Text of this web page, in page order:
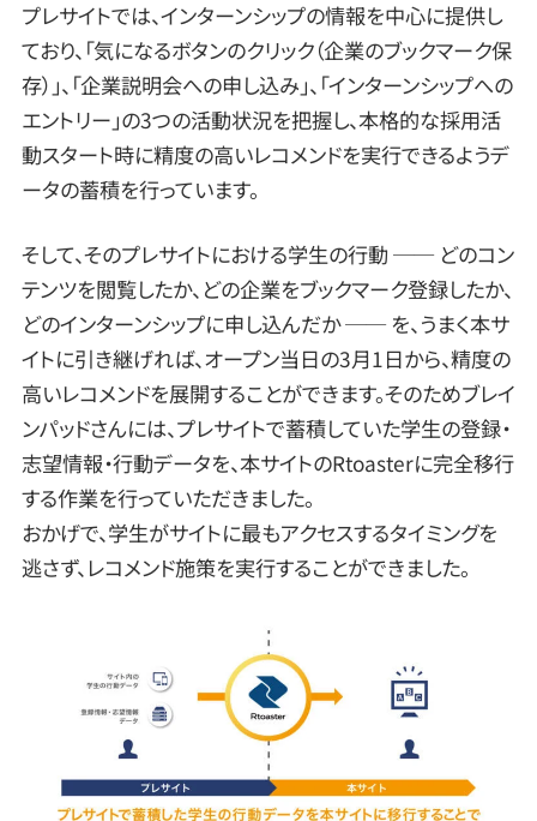
プレサイトでは、インターンシップの情報を中心に提供し
ており、「気になるボタンのクリック（企業のブックマーク保
存）」、「企業説明会への申し込み」、「インターンシップへの
エントリー」の3つの活動状況を把握し、本格的な採用活
動スタート時に精度の高いレコメンドを実行できるようデ
ータの蓄積を行っています。
そして、そのプレサイトにおける学生の行動 ── どのコン
テンツを閲覧したか、どの企業をブックマーク登録したか、
どのインターンシップに申し込んだか ── を、うまく本サ
イトに引き継げれば、オープン当日の3月1日から、精度の
高いレコメンドを展開することができます。そのためブレイ
ンパッドさんには、プレサイトで蓄積していた学生の登録・
志望情報・行動データを、本サイトのRtoasterに完全移行
する作業を行っていただきました。
おかげで、学生がサイトに最もアクセスするタイミングを
逃さず、レコメンド施策を実行することができました。